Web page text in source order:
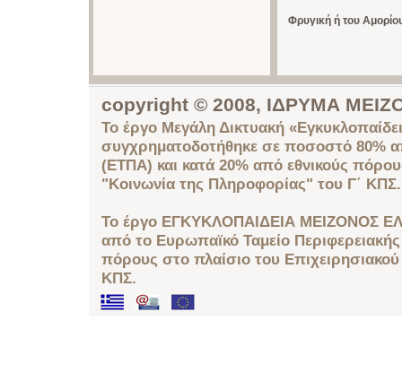
Φρυγική ή του
copyright © 2008, ΙΔΡΥΜΑ
Το έργο Μεγάλη Δικτυακή
συγχρηματοδοτήθηκε σε ποσοστό 80%
(ΕΤΠΑ) και κατά 20% από εθνικούς
"Κοινωνία της Πληροφορίας" του Γ΄ ΚΠΣ.
Το έργο ΕΓΚΥΚΛΟΠΑΙΔΕΙΑ ΜΕΙΖΟΝΟΣ
από το Ευρωπαϊκό Ταμείο
πόρους στο πλαίσιο του
ΚΠΣ.